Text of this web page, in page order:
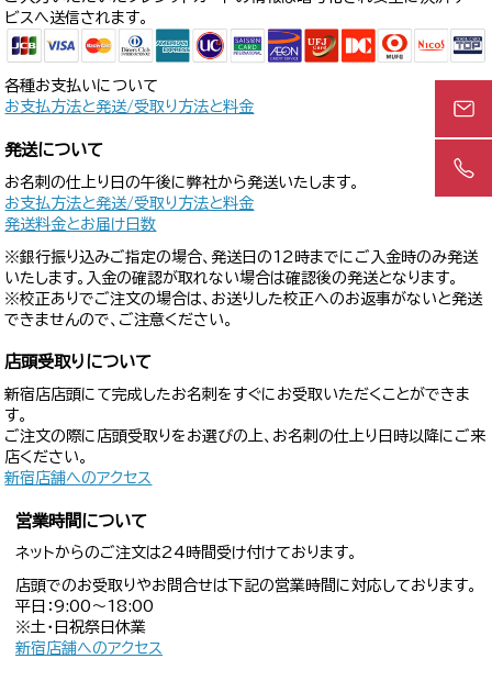
ビスへ送信されます。
各種お支払いについて
お支払方法と発送/受取り方法と料金
発送について
お名刺の仕上り日の午後に弊社から発送いたします。
お支払方法と発送/受取り方法と料金
発送料金とお届け日数
※銀行振り込みご指定の場合、発送日の12時までにご入金時のみ発送
いたします。入金の確認が取れない場合は確認後の発送となります。
※校正ありでご注文の場合は、お送りした校正へのお返事がないと発送
できませんので、ご注意ください。
店頭受取りについて
新宿店店頭にて完成したお名刺をすぐにお受取いただくことができま
す。
ご注文の際に店頭受取りをお選びの上、お名刺の仕上り日時以降にご来
店ください。
新宿店舗へのアクセス
営業時間について
ネットからのご注文は24時間受け付けております。
店頭でのお受取りやお問合せは下記の営業時間に対応しております。
平日：9:00〜18:00
※土・日祝祭日休業
新宿店舗へのアクセス